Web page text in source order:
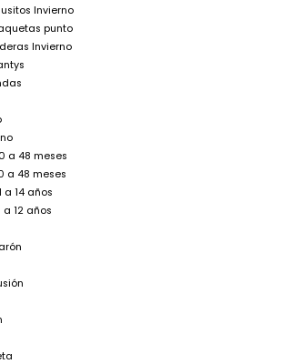
Invierno
punto
Invierno
a 48 meses
a 48 meses
a 14 años
a 12 años